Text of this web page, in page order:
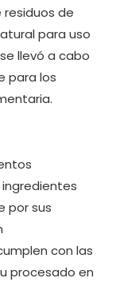
de
para uso
llevó a cabo
para los
por sus
con las
procesado en